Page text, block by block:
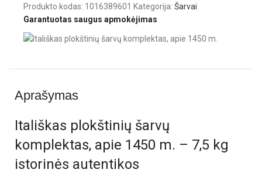
Produkto kodas: 1016389601 Kategorija: Šarvai
Garantuotas saugus apmokėjimas
Aprašymas
Itališkas plokštinių šarvų
komplektas, apie 1450 m. – 7,5 kg
istorinės autentikos